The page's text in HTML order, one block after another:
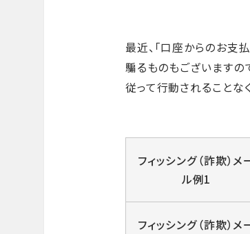
最近、「口座からのお支
騙るものもございますの
従って行動されることな
フィッシング（詐欺）メ
ル例1
フィッシング（詐欺）メ